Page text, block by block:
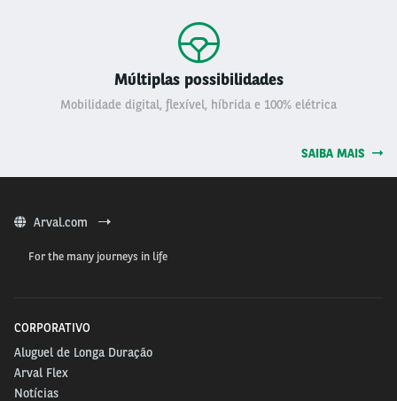
Múltiplas possibilidades
Mobilidade digital, flexível, híbrida e 100% elétrica
SAIBA MAIS
Arval.com
For the many journeys in life
CORPORATIVO
Aluguel de Longa Duração
Arval Flex
Notícias